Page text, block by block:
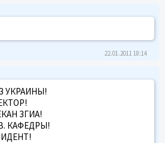
22.01.2011 18:14
УКРАИНЫ!
ЗГИА!
КАФЕДРЫ!